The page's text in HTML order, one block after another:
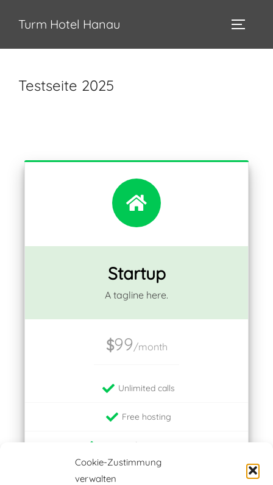
Cookie-Zustimmung
verwalten
Turm Hotel Hanau
Testseite 2025
Startup
A tagline here.
$99/month
Unlimited calls
Free hosting
500 MB of storage space